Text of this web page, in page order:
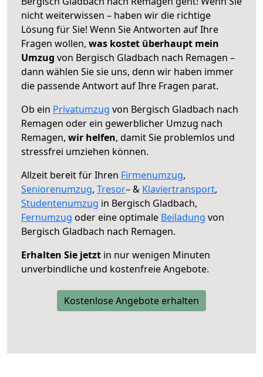
nicht weiterwissen – haben wir die richtige
Lösung für Sie! Wenn Sie Antworten auf Ihre
Fragen wollen, was kostet überhaupt mein
Umzug von Bergisch Gladbach nach Remagen –
dann wählen Sie sie uns, denn wir haben immer
die passende Antwort auf Ihre Fragen parat.
Ob ein Privatumzug von Bergisch Gladbach nach
Remagen oder ein gewerblicher Umzug nach
Remagen, wir helfen, damit Sie problemlos und
stressfrei umziehen können.
Allzeit bereit für Ihren Firmenumzug,
Seniorenumzug, Tresor– & Klaviertransport,
Studentenumzug in Bergisch Gladbach,
Fernumzug oder eine optimale Beiladung von
Bergisch Gladbach nach Remagen.
Erhalten Sie jetzt in nur wenigen Minuten
unverbindliche und kostenfreie Angebote.
Kostenlose Angebote erhalten